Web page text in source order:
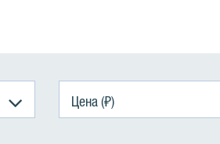
Цена (₽)